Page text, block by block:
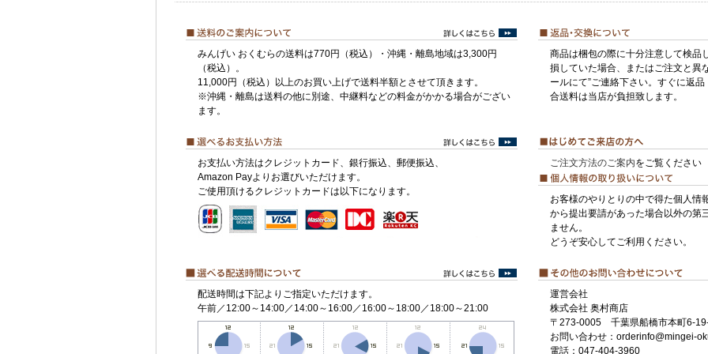
みんげい おくむらの送料は770円（税込）・沖縄・離島地域は3,300円
（税込）。
11,000円（税込）以上のお買い上げで送料半額とさせて頂きます。
※沖縄・離島は送料の他に別途、中継料などの料金がかかる場合がござい
ます。
商品は梱包の際に十分注意して検品
損していた場合、またはご注文と異
ールにて”ご連絡下さい。すぐに返
合送料は当店が負担致します。
お支払い方法はクレジットカード、銀行振込、郵便振込、
Amazon Payよりお選びいただけます。
ご使用頂けるクレジットカードは以下になります。
ご注文方法のご案内をご覧ください
お客様のやりとりの中で得た個人情
から提出要請があった場合以外の第
ません。
どうぞ安心してご利用ください。
配送時間は下記よりご指定いただけます。
午前／12:00～14:00／14:00～16:00／16:00～18:00／18:00～21:00
運営会社
株式会社 奥村商店
〒273-0005 千葉県船橋市本町6-
お問い合わせ：orderinfo@mingei-
電話：047-404-3960